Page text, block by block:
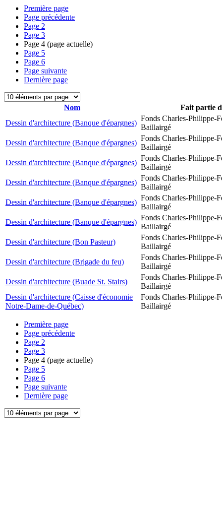
Première page
Page précédente
Page 2
Page 3
Page 4 (page actuelle)
Page 5
Page 6
Page suivante
Dernière page
Nom
Fait partie
Dessin d'architecture (Banque d'épargnes)
Fonds Charles-Philippe-
Baillairgé
Dessin d'architecture (Banque d'épargnes)
Fonds Charles-Philippe-
Baillairgé
Dessin d'architecture (Banque d'épargnes)
Fonds Charles-Philippe-
Baillairgé
Dessin d'architecture (Banque d'épargnes)
Fonds Charles-Philippe-
Baillairgé
Dessin d'architecture (Banque d'épargnes)
Fonds Charles-Philippe-
Baillairgé
Dessin d'architecture (Banque d'épargnes)
Fonds Charles-Philippe-
Baillairgé
Dessin d'architecture (Bon Pasteur)
Fonds Charles-Philippe-
Baillairgé
Dessin d'architecture (Brigade du feu)
Fonds Charles-Philippe-
Baillairgé
Dessin d'architecture (Buade St. Stairs)
Fonds Charles-Philippe-
Baillairgé
Dessin d'architecture (Caisse d'économie
Notre-Dame-de-Québec)
Fonds Charles-Philippe-
Baillairgé
Première page
Page précédente
Page 2
Page 3
Page 4 (page actuelle)
Page 5
Page 6
Page suivante
Dernière page